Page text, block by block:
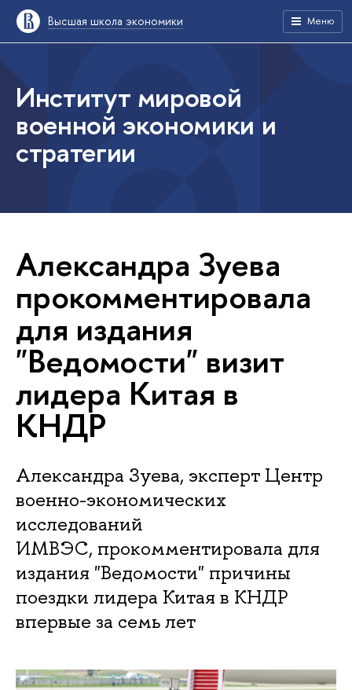
Высшая школа экономики Меню
Институт мировой
военной экономики и
стратегии
Александра Зуева
прокомментировала
для издания
"Ведомости" визит
лидера Китая в
КНДР
Александра Зуева, эксперт Центр
военно-экономических
исследований
ИМВЭС, прокомментировала для
издания "Ведомости" причины
поездки лидера Китая в КНДР
впервые за семь лет